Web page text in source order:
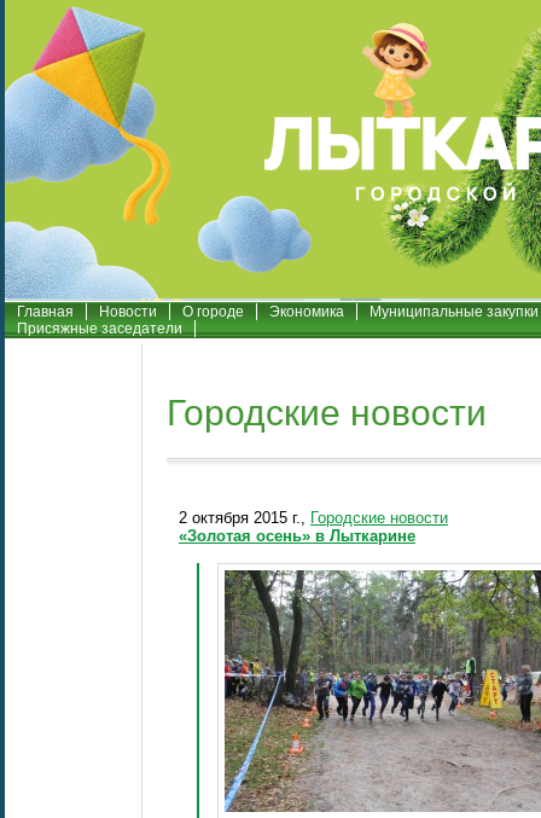
Главная Новости О городе Экономика
Муниципальные закупки
Присяжные заседатели
Городские новости
2 октября 2015 г., Городские новости
«Золотая осень» в Лыткарине